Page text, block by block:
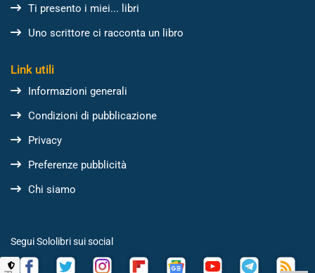
Ti presento i miei... libri
Uno scrittore ci racconta un libro
Link utili
Informazioni generali
Condizioni di pubblicazione
Privacy
Preferenze pubblicità
Chi siamo
Segui Sololibri sui social